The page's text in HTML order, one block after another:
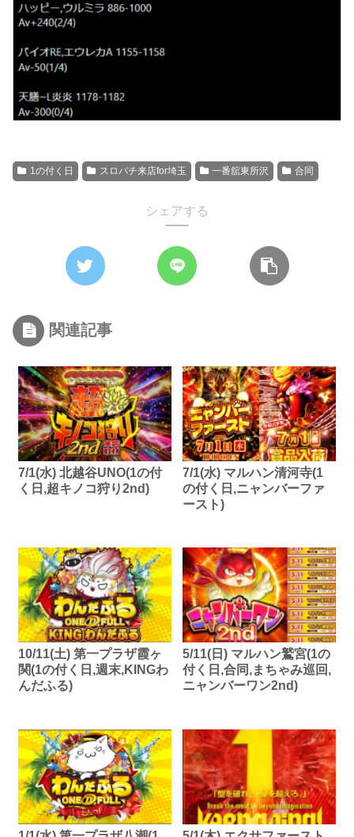
1の付く日 スロパチ来店for埼玉 一番舘東所沢 合同
シェアする
関連記事
7/1(水) 北越谷UNO(1の付
く日,超キノコ狩り2nd)
7/1(水) マルハン清河寺(1
の付く日,ニャンバーファ
ースト)
10/11(土) 第一プラザ霞ヶ
関(1の付く日,週末,KINGわ
んだふる)
5/11(日) マルハン鷲宮(1の
付く日,合同,まちゃみ巡回,
ニャンバーワン2nd)